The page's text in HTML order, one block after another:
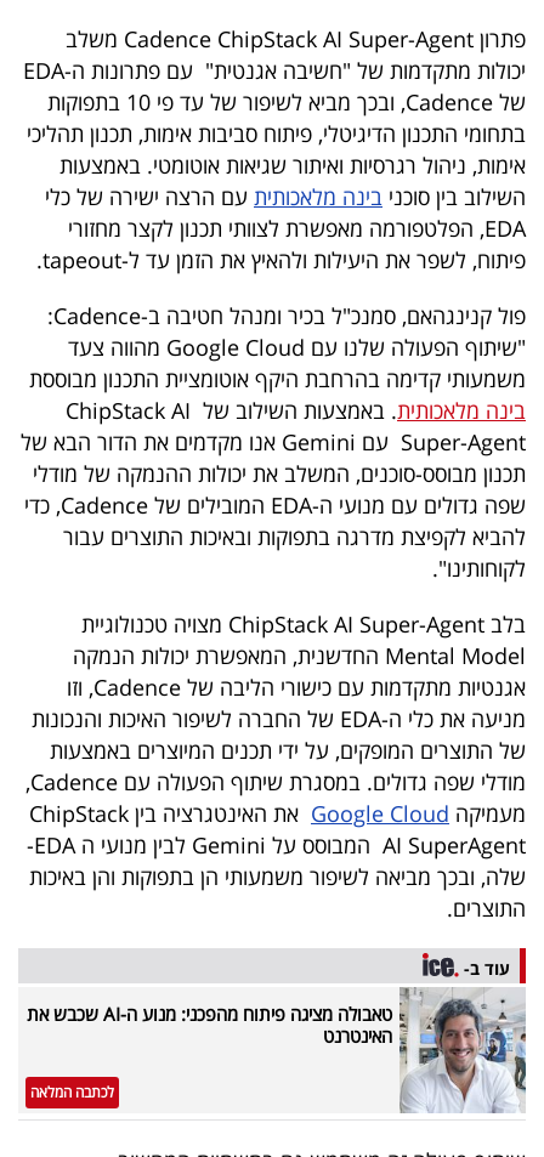
UNDER
40
שיתופי
פעולה
דרושים
ניוזלטרים
מייל
אדום
פרסמו
באייס
עקבו
אחרינו:
פתרון Cadence ChipStack AI Super-Agent משלב
יכולות מתקדמות של "חשיבה אגנטית" עם פתרונות ה-EDA
של Cadence, ובכך מביא לשיפור של עד פי 10 בתפוקות
בתחומי התכנון הדיגיטלי, פיתוח סביבות אימות, תכנון תהליכי
אימות, ניהול רגרסיות ואיתור שגיאות אוטומטי. באמצעות
השילוב בין סוכני בינה מלאכותית עם הרצה ישירה של כלי
EDA, הפלטפורמה מאפשרת לצוותי תכנון לקצר מחזורי
פיתוח, לשפר את היעילות ולהאיץ את הזמן עד ל-tapeout.
פול קנינגהאם, סמנכ"ל בכיר ומנהל חטיבה ב-Cadence:
"שיתוף הפעולה שלנו עם Google Cloud מהווה צעד
משמעותי קדימה בהרחבת היקף אוטומציית התכנון מבוססת
בינה מלאכותית
. באמצעות השילוב של ChipStack AI
Super-Agent עם Gemini אנו מקדמים את הדור הבא של
תכנון מבוסס-סוכנים, המשלב את יכולות ההנמקה של מודלי
שפה גדולים עם מנועי ה-EDA המובילים של Cadence, כדי
להביא לקפיצת מדרגה בתפוקות ובאיכות התוצרים עבור
לקוחותינו".
בלב ChipStack AI Super-Agent מצויה טכנולוגיית
Mental Model החדשנית, המאפשרת יכולות הנמקה
אגנטיות מתקדמות עם כישורי הליבה של Cadence, וזו
מניעה את כלי ה-EDA של החברה לשיפור האיכות והנכונות
של התוצרים המופקים, על ידי תכנים המיוצרים באמצעות
מודלי שפה גדולים. במסגרת שיתוף הפעולה עם Cadence,
מעמיקה Google Cloud
את האינטגרציה בין ChipStack
AI SuperAgent המבוסס על Gemini לבין מנועי ה EDA-
שלה, ובכך מביאה לשיפור משמעותי הן בתפוקות והן באיכות
התוצרים.
עוד ב-
טאבולה מציגה פיתוח מהפכני: מנוע ה-AI שכבש את
האינטרנט
לכתבה המלאה